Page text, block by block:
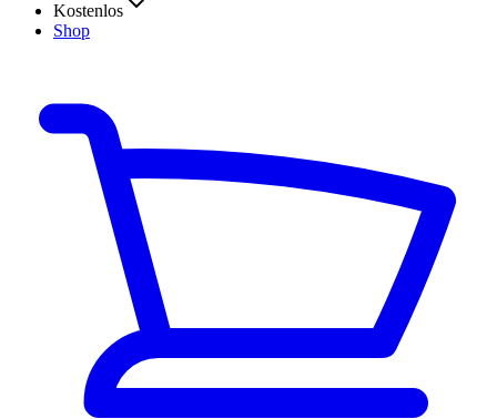
Kostenlos
Shop